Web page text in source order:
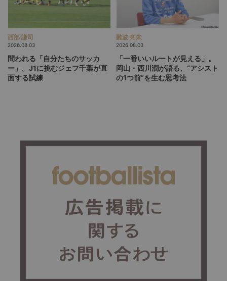
西部 謙司
2026.08.03
問われる「自分たちのサッカ
ー」。J1に挑むジェフ千葉が直
面する試練
難波 拓未
2026.08.03
「一番いいルートが見える」。
岡山・西川潤が語る、“アシスト
の1つ前”を生む思考法